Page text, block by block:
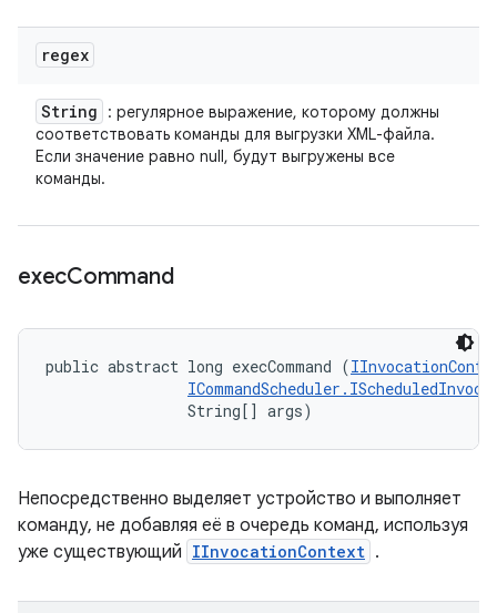
regex
String
: регулярное выражение, которому должны
соответствовать команды для выгрузки XML-файла.
Если значение равно null, будут выгружены все
команды.
execCommand
public abstract long execCommand (
                String[] args)
Непосредственно выделяет устройство и выполняет
команду, не добавляя её в очередь команд, используя
уже существующий IInvocationContext .